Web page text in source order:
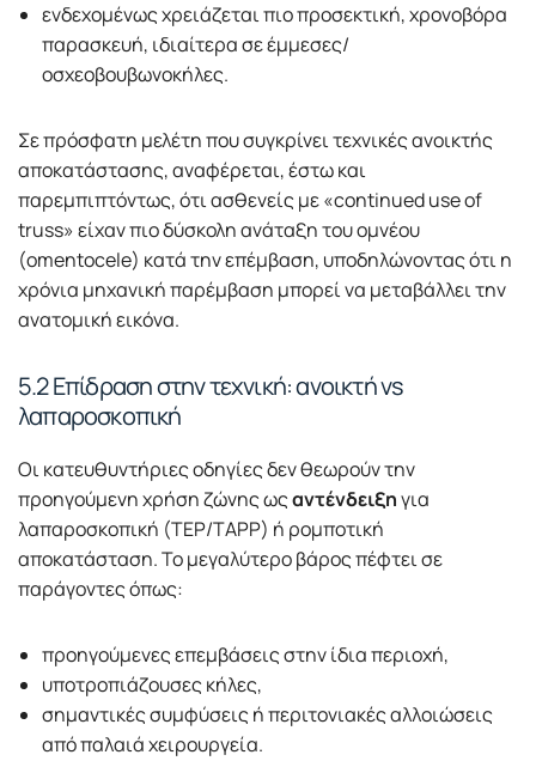
ενδεχομένως χρειάζεται πιο προσεκτική, χρονοβόρα
παρασκευή, ιδιαίτερα σε έμμεσες/
οσχεοβουβωνοκήλες.
Σε πρόσφατη μελέτη που συγκρίνει τεχνικές ανοικτής
αποκατάστασης, αναφέρεται, έστω και
παρεμπιπτόντως, ότι ασθενείς με «continued use of
truss» είχαν πιο δύσκολη ανάταξη του ομνέου
(omentocele) κατά την επέμβαση, υποδηλώνοντας ότι η
χρόνια μηχανική παρέμβαση μπορεί να μεταβάλλει την
ανατομική εικόνα.
5.2 Επίδραση στην τεχνική: ανοικτή vs
λαπαροσκοπική
Οι κατευθυντήριες οδηγίες δεν θεωρούν την
προηγούμενη χρήση ζώνης ωςαντένδειξηγια
λαπαροσκοπική (TEP/TAPP) ή ρομποτική
αποκατάσταση. Το μεγαλύτερο βάρος πέφτει σε
παράγοντες όπως:
προηγούμενες επεμβάσεις στην ίδια περιοχή,
υποτροπιάζουσες κήλες,
σημαντικές συμφύσεις ή περιτονιακές αλλοιώσεις
από παλαιά χειρουργεία.